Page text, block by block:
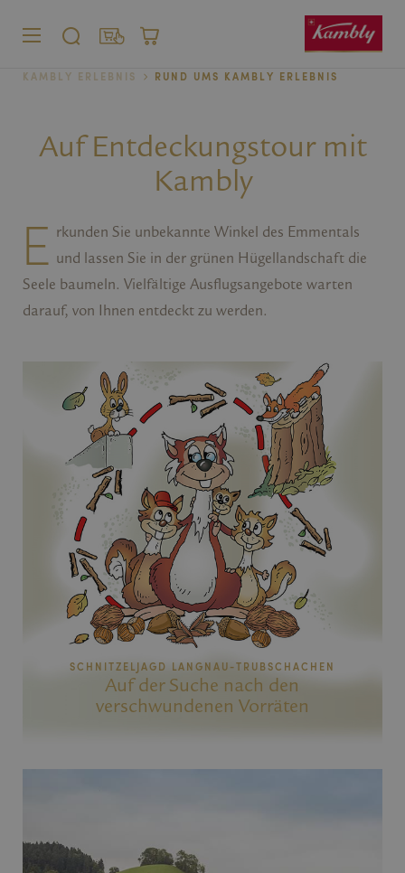
MENÜ SUCHE SHOP
Privatkunden
WARENKORB
KAMBLY ERLEBNIS RUND UMS KAMBLY ERLEBNIS
Auf Entdeckungstour mit
Kambly
E rkunden Sie unbekannte Winkel des Emmentals
und lassen Sie in der grünen Hügellandschaft die
Seele baumeln. Vielfältige Ausflugsangebote warten
darauf, von Ihnen entdeckt zu werden.
SCHNITZELJAGD LANGNAU-TRUBSCHACHEN
Auf der Suche nach den
verschwundenen Vorräten